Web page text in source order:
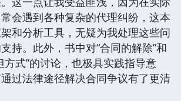
会遇到各种复杂的代理纠纷，这本
和分析工具，无疑为我处理这些问
持。此外，书中对“合同的解除”和
方式”的讨论，也极具实践指导意
过法律途径解决合同争议有了更清